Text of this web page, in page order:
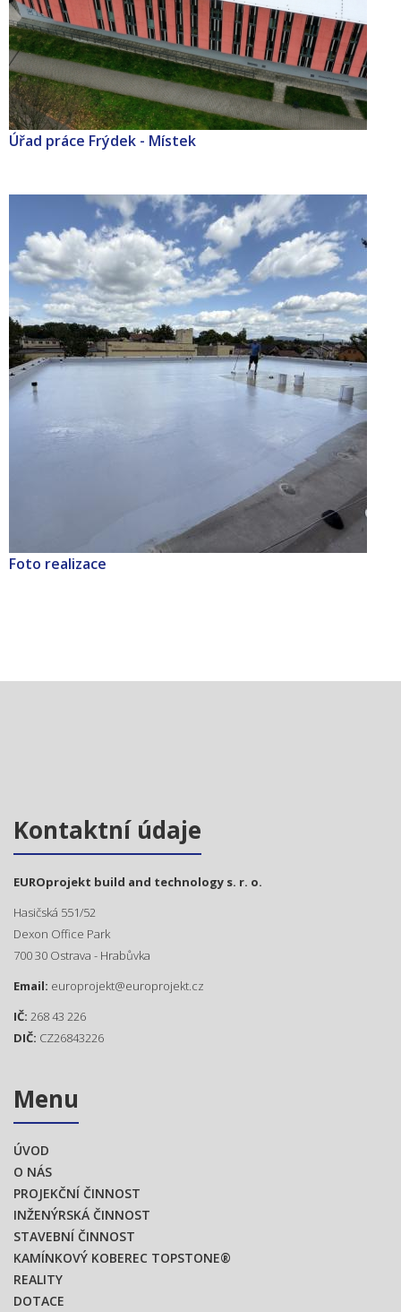
Úřad práce Frýdek - Místek
Foto realizace
Kontaktní údaje
EUROprojekt build and technology s. r. o.
Hasičská 551/52
Dexon Office Park
700 30 Ostrava - Hrabůvka
Email: europrojekt@europrojekt.cz
IČ: 268 43 226
DIČ: CZ26843226
Menu
ÚVOD
O NÁS
PROJEKČNÍ ČINNOST
INŽENÝRSKÁ ČINNOST
STAVEBNÍ ČINNOST
KAMÍNKOVÝ KOBEREC TOPSTONE®
REALITY
DOTACE